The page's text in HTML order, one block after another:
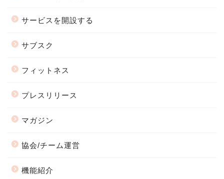
サービスを開設する
サブスク
フィットネス
プレスリリース
マガジン
協会/チーム運営
機能紹介